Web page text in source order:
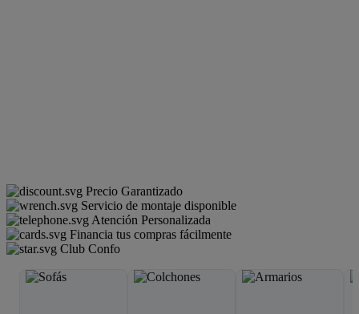
Precio Garantizado
Servicio de montaje disponible
Atención Personalizada
Financia tus compras fácilmente
Club Confo